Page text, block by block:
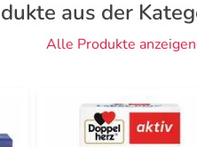
aus der
Alle Produkte anzeigen